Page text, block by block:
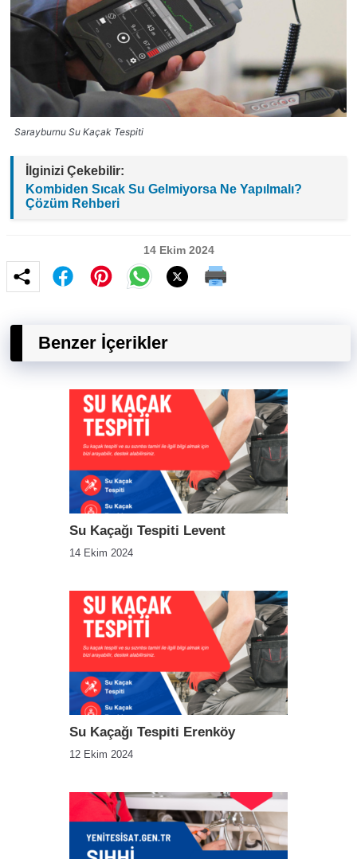
Sarayburnu Su Kaçak Tespiti
İlginizi Çekebilir:
Kombiden Sıcak Su Gelmiyorsa Ne Yapılmalı?
Çözüm Rehberi
14 Ekim 2024
Benzer İçerikler
Su Kaçağı Tespiti Levent
14 Ekim 2024
Su Kaçağı Tespiti Erenköy
12 Ekim 2024